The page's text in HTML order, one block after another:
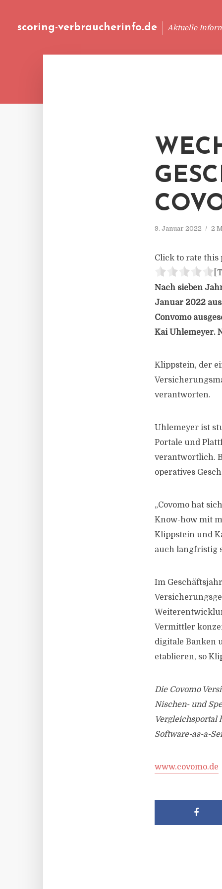
scoring-verbraucherinfo.de Aktuelle
9. Januar 2022 2
Click to rate this
Nach sieben
Januar 2022
Convomo
Kai Uhlemeyer.
Klippstein, der
verantworten.
Uhlemeyer ist
Portale und
verantwortlich.
operatives
„Covomo hat
Know-how mit
Klippstein und
auch langfristig
Im
Vermittler
digitale Banken
etablieren, so
Die Covomo
Nischen- und
Vergleichsportal
Software-as-a-
www.covomo.de